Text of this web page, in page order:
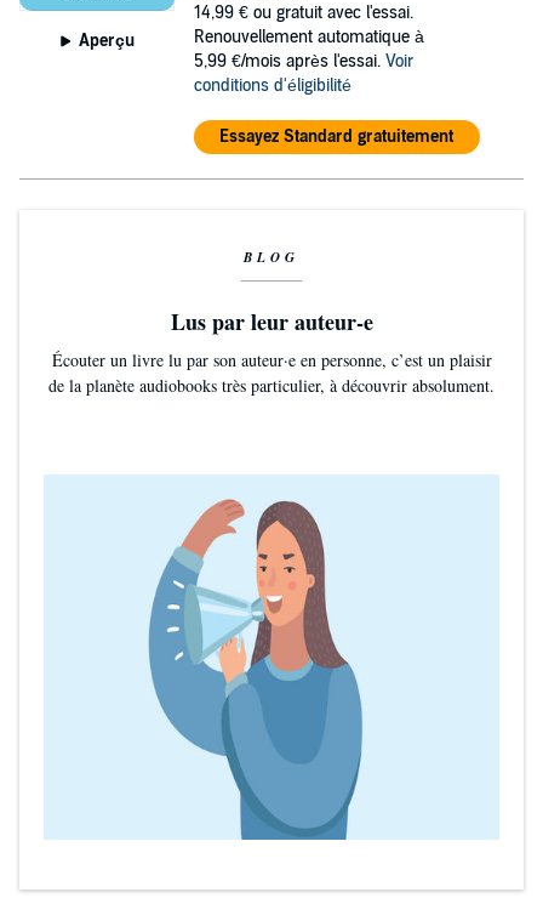
Aperçu
14,99 € ou gratuit avec l'essai.
Renouvellement automatique à
5,99 €/mois après l'essai. Voir
conditions d'éligibilité
Essayez Standard gratuitement
BLOG
Lus par leur auteur-e
Écouter un livre lu par son auteur·e en personne, c’est un plaisir
de la planète audiobooks très particulier, à découvrir absolument.